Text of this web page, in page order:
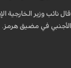
قال نائب وزير الخارجية
الأجنبي في مضيق هرمز.